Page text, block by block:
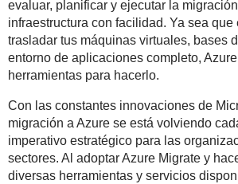
evaluar, planificar y ejecutar la
infraestructura con facilidad. Ya sea que
trasladar tus máquinas virtuales, bases
entorno de aplicaciones completo,
herramientas para hacerlo.
Con las constantes innovaciones de
migración a Azure se está volviendo
imperativo estratégico para las
sectores. Al adoptar Azure Migrate y
diversas herramientas y servicios